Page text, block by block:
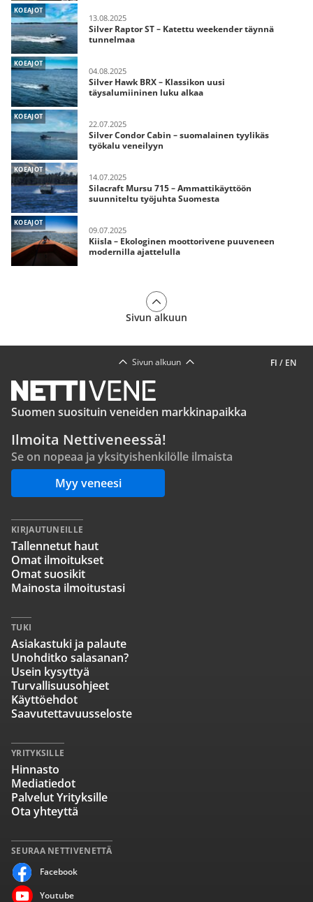
KOEAJOT
13.08.2025
Silver Raptor ST – Katettu weekender täynnä
tunnelmaa
KOEAJOT
04.08.2025
Silver Hawk BRX – Klassikon uusi
täysalumiininen luku alkaa
KOEAJOT
22.07.2025
Silver Condor Cabin – suomalainen tyylikäs
työkalu veneilyyn
KOEAJOT
14.07.2025
Silacraft Mursu 715 – Ammattikäyttöön
suunniteltu työjuhta Suomesta
KOEAJOT
09.07.2025
Kiisla – Ekologinen moottorivene puuveneen
modernilla ajattelulla
Sivun alkuun
FI / EN
Sivun alkuun
Suomen suosituin veneiden markkinapaikka
Ilmoita Nettiveneessä!
Se on nopeaa ja yksityishenkilölle ilmaista
Myy veneesi
SEURAA NETTIVENETTÄ
Facebook
Youtube
KIRJAUTUNEILLE
Tallennetut haut
Omat ilmoitukset
Omat suosikit
Mainosta ilmoitustasi
TUKI
Asiakastuki ja palaute
Unohditko salasanan?
Usein kysyttyä
Turvallisuusohjeet
Käyttöehdot
Saavutettavuusseloste
YRITYKSILLE
Hinnasto
Mediatiedot
Palvelut Yrityksille
Ota yhteyttä